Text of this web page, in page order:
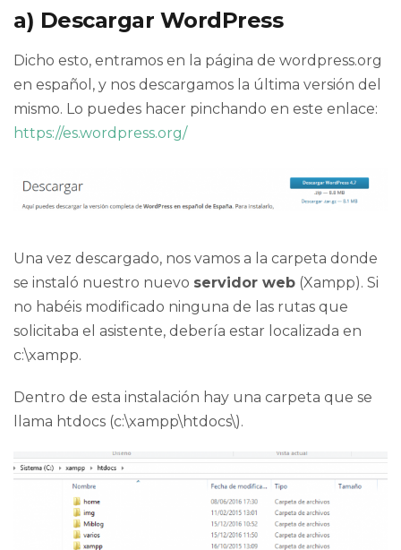
a) Descargar WordPress
Dicho esto, entramos en la página de wordpress.org
en español, y nos descargamos la última versión del
mismo. Lo puedes hacer pinchando en este enlace:
https://es.wordpress.org/
Una vez descargado, nos vamos a la carpeta donde
se instaló nuestro nuevo servidor web (Xampp). Si
no habéis modificado ninguna de las rutas que
solicitaba el asistente, debería estar localizada en
c:\xampp.
Dentro de esta instalación hay una carpeta que se
llama htdocs (c:\xampp\htdocs\).